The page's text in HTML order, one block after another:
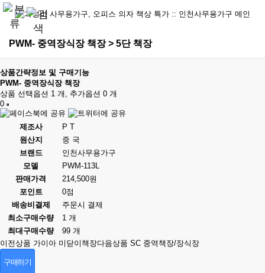
PWM- 중역장식장 책장 > 5단 책장
상품간략정보 및 구매기능
PWM- 중역장식장 책장
상품 선택옵션 1 개, 추가옵션 0 개
0
제조사
P T
원산지
중 국
브랜드
인천사무용가구
모델
PWM-113L
판매가격
214,500원
포인트
0점
배송비결제
주문시 결제
최소구매수량
1 개
최대구매수량
99 개
이전상품 가이아 미닫이책장다음상품 SC 중역책장/장식장
구매하기